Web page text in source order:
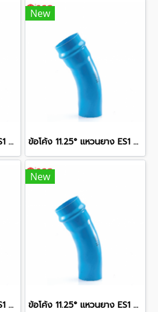
ข้อโค้ง 11.25° แหวนยาง ES1 SCG ขนาด 400 มม. (16 นิ้ว ) ชั้น 13.5
New
ข้อโค้ง 11.25° แหวนยาง ES1 SCG ขนาด 300 มม. (12 นิ้ว ) ชั้น 13.5
ข้อโค้ง 11.25° แหวนยาง ES1 SCG ขนาด 350 มม. (14 นิ้ว ) ชั้น 13.5
New
ข้อโค้ง 11.25° แหวนยาง ES1 SCG ขนาด 250 มม. (10 นิ้ว ) ชั้น 13.5